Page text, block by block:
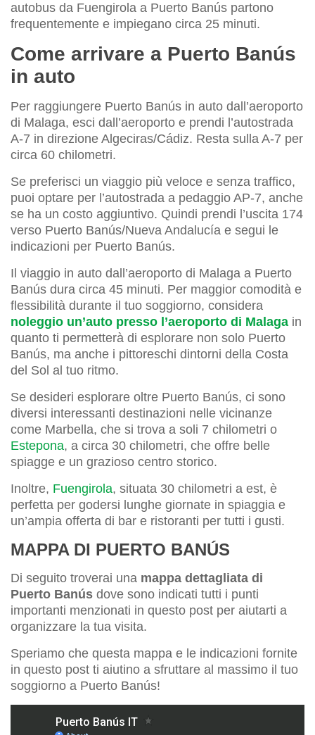
autobus da Fuengirola a Puerto Banús partono
frequentemente e impiegano circa 25 minuti.
Come arrivare a Puerto Banús
in auto
Per raggiungere Puerto Banús in auto dall’aeroporto
di Malaga, esci dall’aeroporto e prendi l’autostrada
A-7 in direzione Algeciras/Cádiz. Resta sulla A-7 per
circa 60 chilometri.
Se preferisci un viaggio più veloce e senza traffico,
puoi optare per l’autostrada a pedaggio AP-7, anche
se ha un costo aggiuntivo. Quindi prendi l’uscita 174
verso Puerto Banús/Nueva Andalucía e segui le
indicazioni per Puerto Banús.
Il viaggio in auto dall’aeroporto di Malaga a Puerto
Banús dura circa 45 minuti. Per maggior comodità e
flessibilità durante il tuo soggiorno, considera
noleggio un’auto presso l’aeroporto di Malaga in
quanto ti permetterà di esplorare non solo Puerto
Banús, ma anche i pittoreschi dintorni della Costa
del Sol al tuo ritmo.
Se desideri esplorare oltre Puerto Banús, ci sono
diversi interessanti destinazioni nelle vicinanze
come Marbella, che si trova a soli 7 chilometri o
Estepona, a circa 30 chilometri, che offre belle
spiagge e un grazioso centro storico.
Inoltre, Fuengirola, situata 30 chilometri a est, è
perfetta per godersi lunghe giornate in spiaggia e
un’ampia offerta di bar e ristoranti per tutti i gusti.
MAPPA DI PUERTO BANÚS
Di seguito troverai una mappa dettagliata di
Puerto Banús dove sono indicati tutti i punti
importanti menzionati in questo post per aiutarti a
organizzare la tua visita.
Speriamo che questa mappa e le indicazioni fornite
in questo post ti aiutino a sfruttare al massimo il tuo
soggiorno a Puerto Banús!